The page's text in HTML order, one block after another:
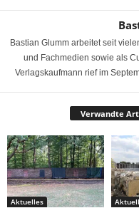
Bastian Glumm arbeitet seit
und Fachmedien sowie als
Verlagskaufmann rief im
Verwandte
Aktuelles